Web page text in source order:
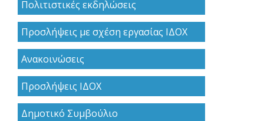
Πολιτιστικές εκδηλώσεις
Προσλήψεις με σχέση εργασίας ΙΔΟΧ
Ανακoινώσεις
Προσλήψεις ΙΔΟΧ
Δημοτικό Συμβούλιο